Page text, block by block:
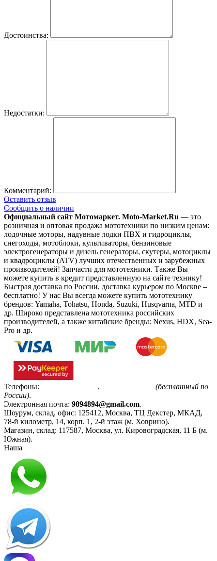
Достоинства:
Недостатки:
Комментарий:
Оставить отзыв
Сообщить о наличии
Официальный сайт Мотомаркет. Moto-Market.Ru — это
розничная и оптовая продажа мототехники по низким ценам:
лодочные моторы, надувные лодки ПВХ и гидроциклы,
снегоходы, мотоблоки, культиваторы, бензиновые
электрогенераторы и дизель генераторы, скутеры, мотоциклы
и квадроциклы (ATV) лучших отечественных и зарубежных
производителей! Запчасти для мототехники. Также Вы
можете купить в кредит представленную на сайте технику!
Быстрая доставка по России, доставка курьером по Москве –
бесплатно! У нас Вы всегда можете купить мототехнику
брендов: Yamaha, Tohatsu, Honda, Suzuki, Husqvarna, MTD и
др. Широко представлена мототехника российских
производителей, а также китайские бренды: Nexus, HDX, Sea-
Pro и др.
Телефоны: ,
(бесплатный по
России).
Электронная почта: 9894894@gmail.com.
Шоурум, склад, офис: 125412, Москва, ТЦ Декстер, МКАД,
78-й километр, 14, корп. 1, 2-й этаж (м. Ховрино).
Магазин, склад: 117587, Москва, ул. Кировоградская, 11 Б (м.
Южная).
Наша